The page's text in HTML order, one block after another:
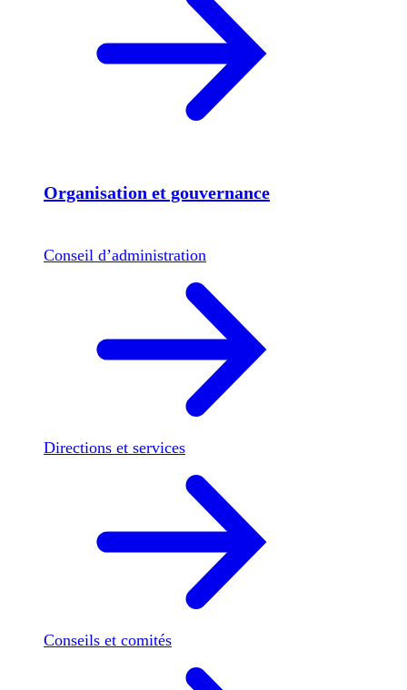
Organisation et gouvernance
Conseil d’administration
Directions et services
Conseils et comités